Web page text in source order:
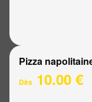
Pizza
Dès 10.00 €